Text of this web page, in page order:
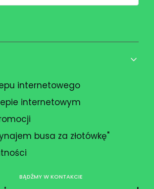
internetowego
internetowym
busa za złotówkę"
BĄDŹMY W KONTAKCIE